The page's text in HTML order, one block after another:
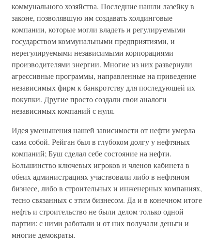
коммунального хозяйства. Последние нашли лазейку в
законе, позволявшую им создавать холдинговые
компании, которые могли владеть и регулируемыми
государством коммунальными предприятиями, и
нерегулируемыми независимыми корпорациями —
производителями энергии. Многие из них развернули
агрессивные программы, направленные на приведение
независимых фирм к банкротству для последующей их
покупки. Другие просто создали свои аналоги
независимых компаний с нуля.
Идея уменьшения нашей зависимости от нефти умерла
сама собой. Рейган был в глубоком долгу у нефтяных
компаний; Буш сделал себе состояние на нефти.
Большинство ключевых игроков и членов кабинета в
обеих администрациях участвовали либо в нефтяном
бизнесе, либо в строительных и инженерных компаниях,
тесно связанных с этим бизнесом. Да и в конечном итоге
нефть и строительство не были делом только одной
партии: с ними работали и от них получали деньги и
многие демократы.